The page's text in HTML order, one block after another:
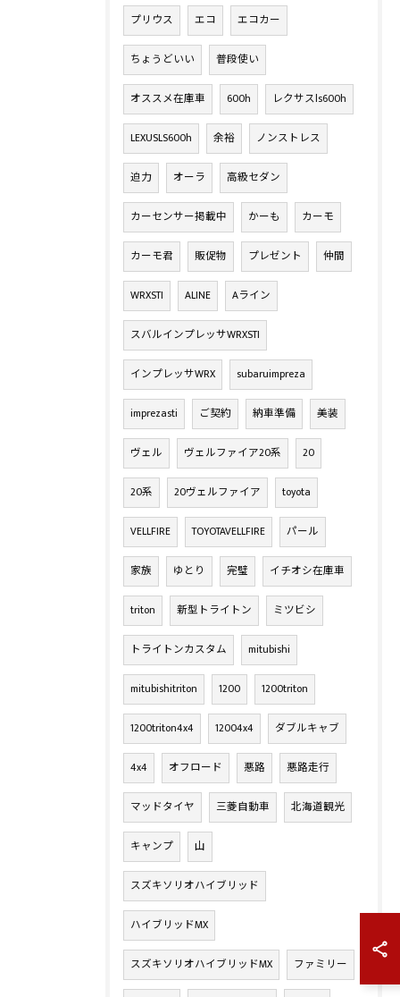
プリウス エコ エコカー
ちょうどいい 普段使い
オススメ在庫車 600h レクサスls600h
LEXUSLS600h 余裕 ノンストレス
迫力 オーラ 高級セダン
カーセンサー掲載中 かーも カーモ
カーモ君 販促物 プレゼント 仲間
WRXSTI ALINE Aライン
スバルインプレッサWRXSTI
インプレッサWRX subaruimpreza
imprezasti ご契約 納車準備 美装
ヴェル ヴェルファイア20系 20
20系 20ヴェルファイア toyota
VELLFIRE TOYOTAVELLFIRE パール
家族 ゆとり 完璧 イチオシ在庫車
triton 新型トライトン ミツビシ
トライトンカスタム mitubishi
mitubishitriton 1200 1200triton
1200triton4x4 12004x4 ダブルキャブ
4x4 オフロード 悪路 悪路走行
マッドタイヤ 三菱自動車 北海道観光
キャンプ 山
スズキソリオハイブリッド
ハイブリッドMX
スズキソリオハイブリッドMX ファミリー